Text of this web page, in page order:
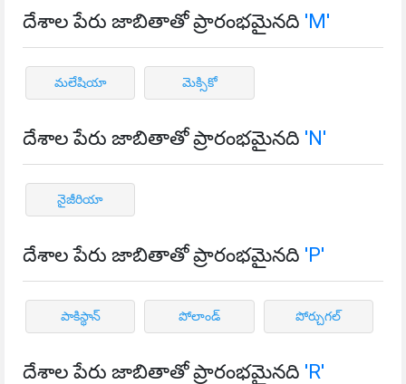
దేశాల పేరు జాబితాతో ప్రారంభమైనది 'M'
మలేషియా మెక్సికో
దేశాల పేరు జాబితాతో ప్రారంభమైనది 'N'
నైజీరియా
దేశాల పేరు జాబితాతో ప్రారంభమైనది 'P'
పాకిస్థాన్ పోలాండ్ పోర్చుగల్
దేశాల పేరు జాబితాతో ప్రారంభమైనది 'R'